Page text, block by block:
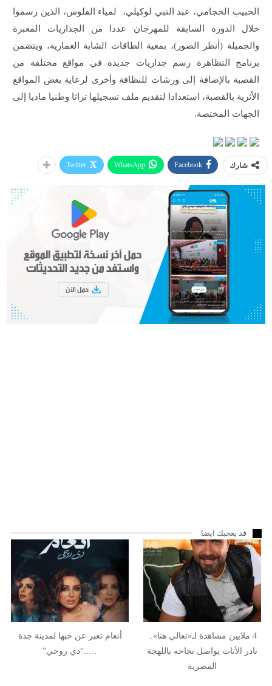
الحبيب الحجامي، عبد النبي لوكيلي، لمياء الفلوس، الذين رسموا
خلال الدورة السابقة للمهرجان عددا من الجداريات المعبرة
والجميلة (أنظر الصور)، بمعية الطاقات الشابة العمارية، ويتضمن
برنامج التظاهرة رسم جداريات جديدة في مواقع مختلفة من
القصبة بالإضافة إلى ورشات للنظافة وأخرى لرعاية بعض المواقع
الأثرية بالقصبة، استعدادا لتقديم ملف تسجيلها تراثا وطنيا ماديا إلى
الجهات المختصة.
شارك Facebook
WhatsApp
Twitter
قد يعجبك ايضا
4 ملايين مشاهدة لـ«تعالي هنا»..
نادر الأتات يواصل نجاحه باللهجة
المصرية
أنغام تعبر عن حبها لمدينة جدة
…..“دي روحي”